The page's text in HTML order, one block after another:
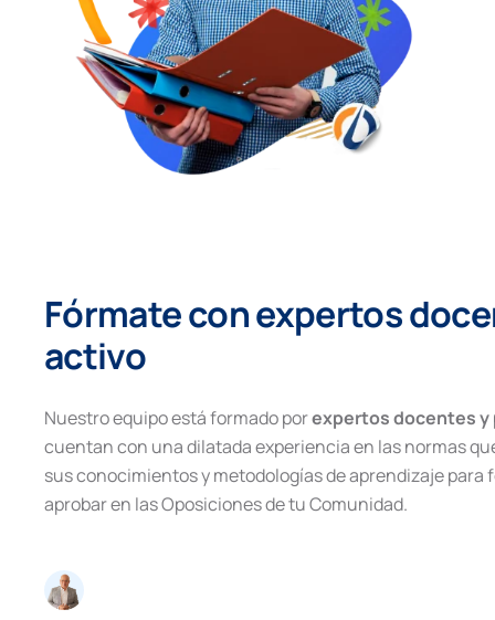
Fórmate con expertos
activo
Nuestro equipo está formado porexpertos docentes y
cuentan con una dilatada experiencia en las normas
sus conocimientos y metodologías de aprendizaje
aprobar en las Oposiciones de tu Comunidad.